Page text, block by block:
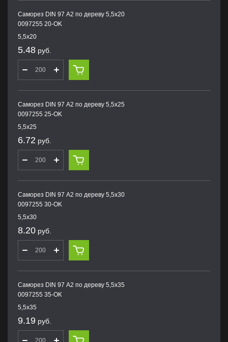
Саморез DIN 97 А2 по дереву 5,5х20
0097255 20-OK
5,5х20
5.48 руб.
Саморез DIN 97 А2 по дереву 5,5х25
0097255 25-OK
5,5х25
6.72 руб.
Саморез DIN 97 А2 по дереву 5,5х30
0097255 30-OK
5,5х30
8.20 руб.
Саморез DIN 97 А2 по дереву 5,5х35
0097255 35-OK
5,5х35
9.19 руб.